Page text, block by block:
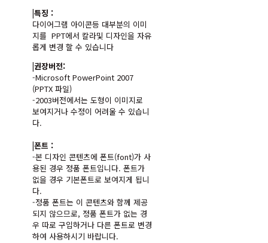
|특징 :
다이어그램 아이콘등 대부분의 이미
지를 PPT에서 칼라및 디자인을 자유
롭게 변경 할 수 있습니다
|권장버전:
-Microsoft PowerPoint 2007
(PPTX 파일)
-2003버전에서는 도형이 이미지로
보여지거나 수정이 어려울 수 있습니
다.
|폰트 :
-본 디자인 콘텐츠에 폰트(font)가 사
용된 경우 정품 폰트입니다. 폰트가
없을 경우 기본폰트로 보여지게 됩니
다.
-정품 폰트는 이 콘텐츠와 함께 제공
되지 않으므로, 정품 폰트가 없는 경
우 따로 구입하거나 다른 폰트로 변경
하여 사용하시기 바랍니다.